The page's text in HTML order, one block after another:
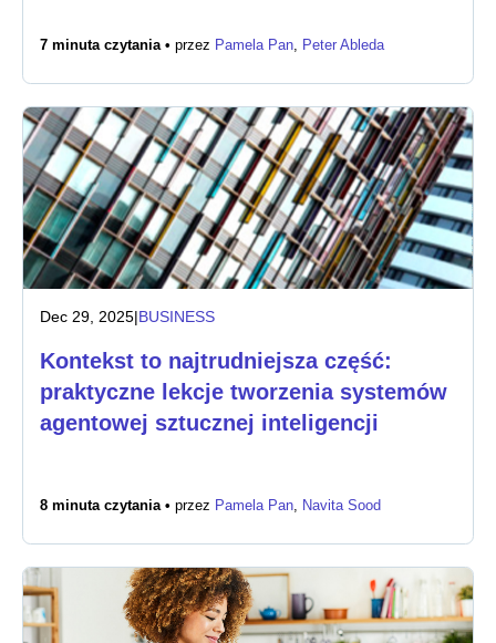
7 minuta czytania • przez Pamela Pan, Peter Ableda
Dec 29, 2025|BUSINESS
Kontekst to najtrudniejsza część:
praktyczne lekcje tworzenia systemów
agentowej sztucznej inteligencji
8 minuta czytania • przez Pamela Pan, Navita Sood